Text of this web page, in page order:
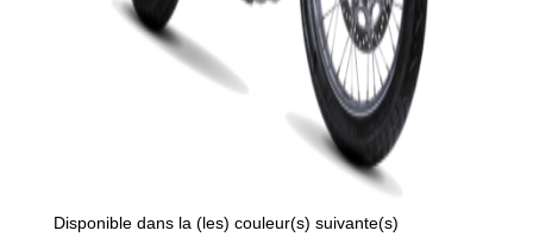
Disponible dans la (les) couleur(s) suivante(s)